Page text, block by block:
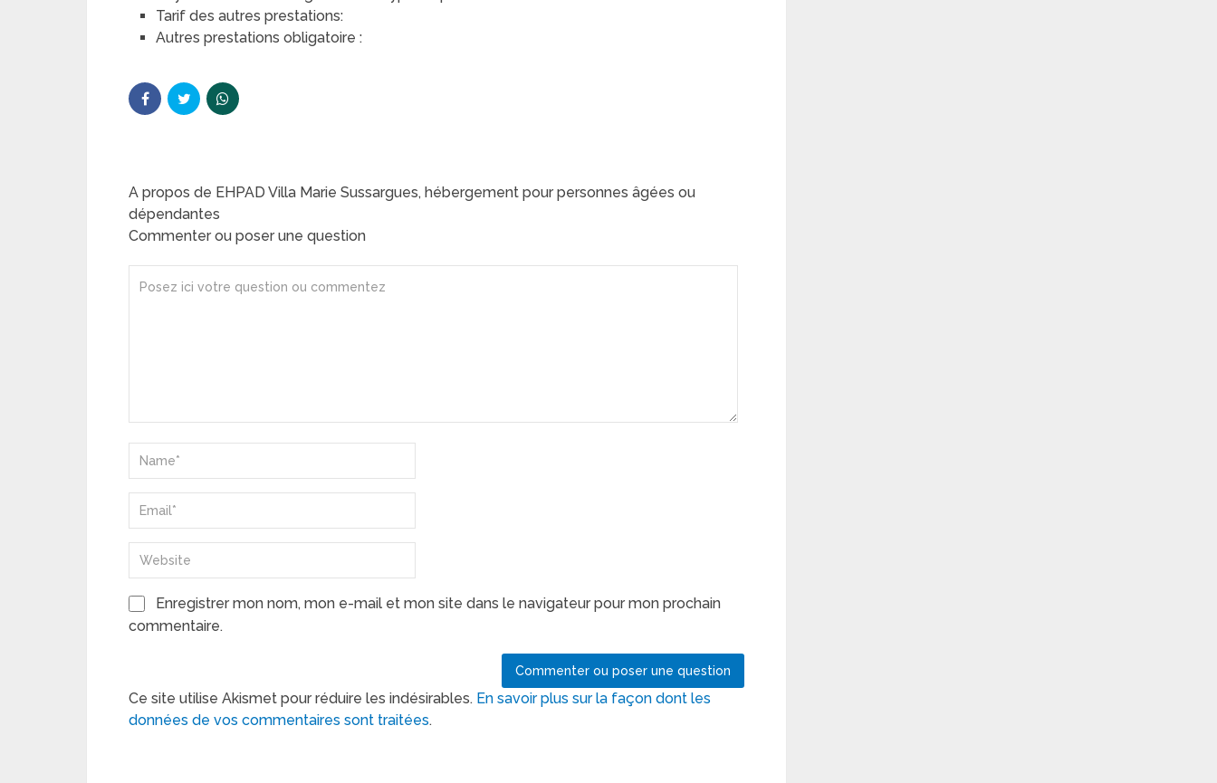
Tarif des autres prestations:
Autres prestations obligatoire :
A propos de EHPAD Villa Marie Sussargues, hébergement pour personnes âgées ou
dépendantes
Commenter ou poser une question
Enregistrer mon nom, mon e-mail et mon site dans le navigateur pour mon prochain
commentaire.
Ce site utilise Akismet pour réduire les indésirables. En savoir plus sur la façon dont les
données de vos commentaires sont traitées.